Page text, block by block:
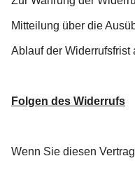
Mitteilung über die
Ablauf der Widerrufsfrist
Folgen des Widerrufs
Wenn Sie diesen